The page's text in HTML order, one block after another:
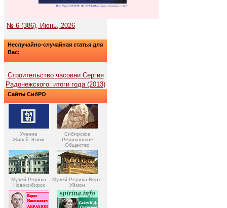
№ 6 (386), Июнь, 2026
Неслучайно-случайная статья для
Вас:
Строительство часовни Сергия
Радонежского: итоги года (2013)
Сайты СибРО
Учение
Живой Этики
Сибирское
Рериховское
Общество
Музей Рериха
Новосибирск
Музей Рериха Верх-
Уймон